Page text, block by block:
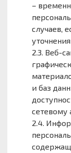
–
случаев,
2.3. Веб-
и баз
сетевому
2.4.